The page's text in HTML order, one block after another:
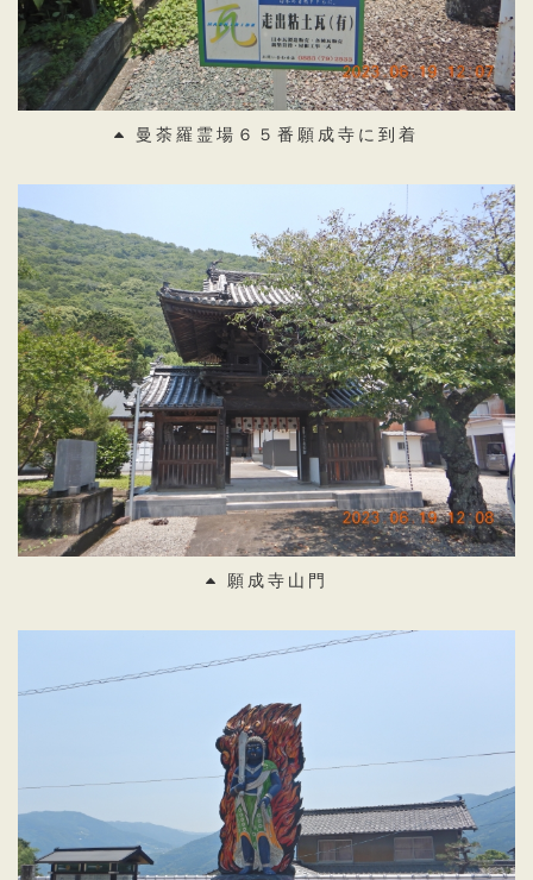
曼荼羅霊場６５番願成寺に到着
願成寺山門